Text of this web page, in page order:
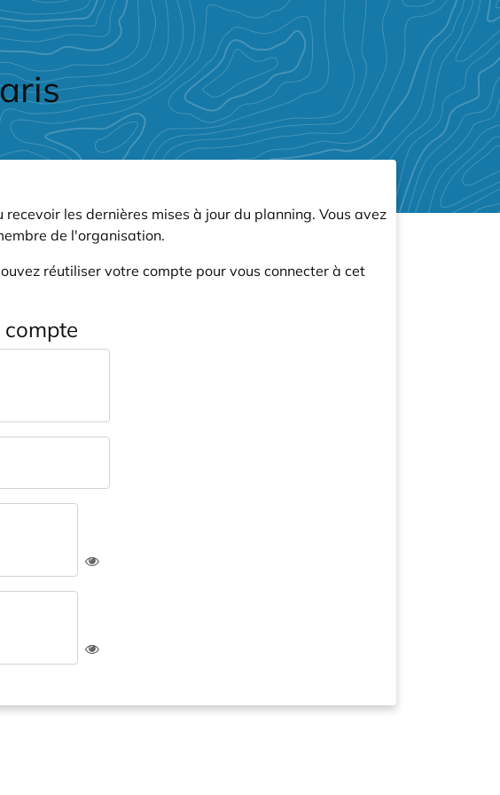
les dernières mises à jour du planning. Vous avez
de l'organisation.
réutiliser votre compte pour vous connecter à cet
compte